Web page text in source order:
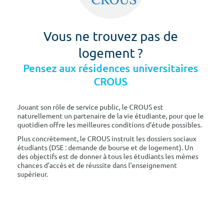
Vous ne trouvez pas de
logement ?
Pensez aux résidences universitaires
CROUS
Jouant son rôle de service public, le CROUS est
naturellement un partenaire de la vie étudiante, pour que le
quotidien offre les meilleures conditions d'étude possibles.
Plus concrètement, le CROUS instruit les dossiers sociaux
étudiants (DSE : demande de bourse et de logement). Un
des objectifs est de donner à tous les étudiants les mêmes
chances d'accès et de réussite dans l'enseignement
supérieur.